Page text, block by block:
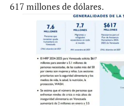
617 millones de dólares.